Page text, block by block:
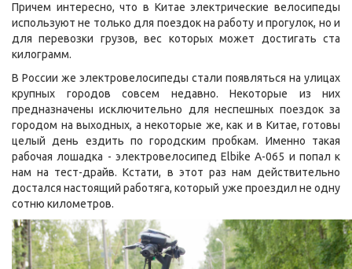
Причем интересно, что в Китае электрические велосипеды
используют не только для поездок на работу и прогулок, но и
для перевозки грузов, вес которых может достигать ста
килограмм.
В России же электровелосипеды стали появляться на улицах
крупных городов совсем недавно. Некоторые из них
предназначены исключительно для неспешных поездок за
городом на выходных, а некоторые же, как и в Китае, готовы
целый день ездить по городским пробкам. Именно такая
рабочая лошадка - электровелосипед Elbike A-065 и попал к
нам на тест-драйв. Кстати, в этот раз нам действительно
достался настоящий работяга, который уже проездил не одну
сотню километров.